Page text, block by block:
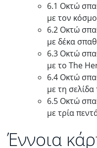
6.1 Οκτώ
με τον
6.2 Οκτώ
με δέκα
6.3 Οκτώ
με το The
6.4 Οκτώ
με τη
6.5 Οκτώ
με τρία
Έννοια